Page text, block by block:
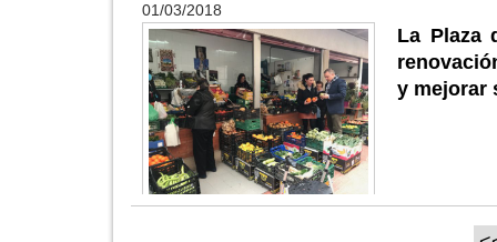
01/03/2018
La Plaza
y mejorar